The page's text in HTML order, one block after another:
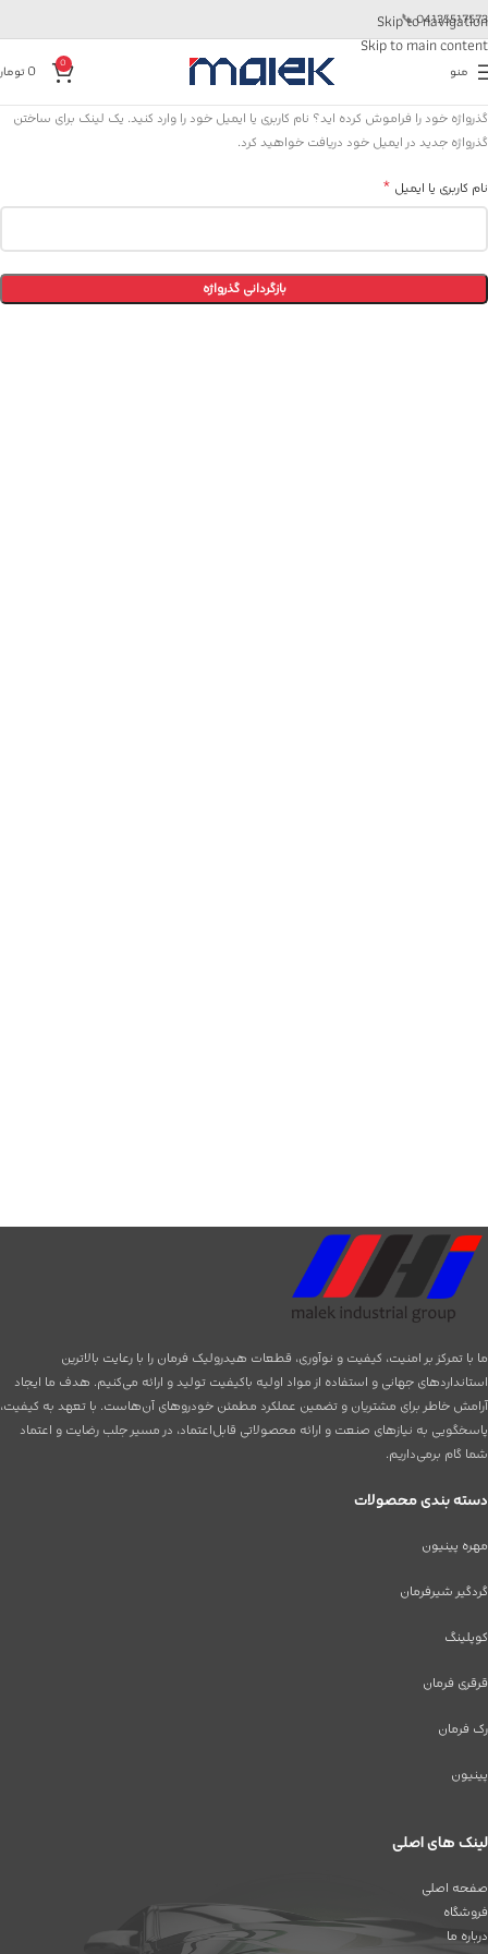
Skip to navigation
Skip to main content
04135517573
📞
منو 0
0
گذرواژه خود را فراموش کرده اید؟ نام کاربری یا ایمیل خود را وارد کنید. یک لینک برای ساختن
گذرواژه جدید در ایمیل خود دریافت خواهید کرد.
نام کاربری یا ایمیل *
بازگردانی گذرواژه
ما با تمرکز بر امنیت، کیفیت و نوآوری، قطعات هیدرولیک فرمان را با رعایت بالاترین
استانداردهای جهانی و استفاده از مواد اولیه باکیفیت تولید و ارائه می‌کنیم. هدف ما ایجاد
آرامش خاطر برای مشتریان و تضمین عملکرد مطمئن خودروهای آن‌هاست. با تعهد به کیفیت،
پاسخگویی به نیازهای صنعت و ارائه محصولاتی قابل‌اعتماد، در مسیر جلب رضایت و اعتماد
شما گام برمی‌داریم.
دسته بندی محصولات
مهره پینیون
گردگیر شیرفرمان
کوپلینگ
قرقری فرمان
رک فرمان
پینیون
لینک های اصلی
صفحه اصلی
فروشگاه
درباره ما